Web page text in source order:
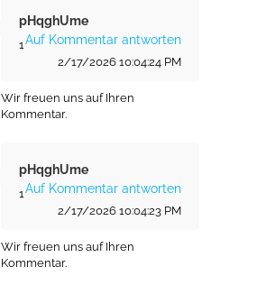
pHqghUme
Auf Kommentar antworten
1
2/17/2026 10:04:24 PM
Wir freuen uns auf Ihren
Kommentar.
pHqghUme
Auf Kommentar antworten
1
2/17/2026 10:04:23 PM
Wir freuen uns auf Ihren
Kommentar.